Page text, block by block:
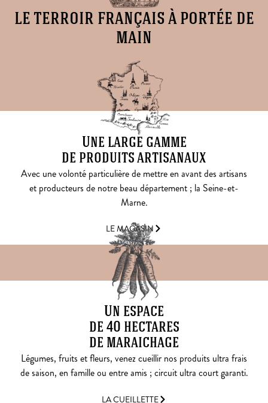
le terroir français à portée de
main
Une large gamme
de produits artisanaux
Avec une volonté particulière de mettre en avant des artisans
et producteurs de notre beau département ; la Seine-et-
Marne.
LE MAGASIN
Un espace
de 40 hectares
de maraichage
Légumes, fruits et fleurs, venez cueillir nos produits ultra frais
de saison, en famille ou entre amis ; circuit ultra court garanti.
LA CUEILLETTE